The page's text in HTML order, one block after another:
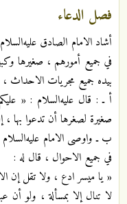
فصل الدعاء
أشاد الامام الصادق
في جميع أمورهم ، صغيرها
بيده جميع مجريات الاحداث
أ ـ : قال عليه‌السلام : «
صغيرة لصغرها أن تدعوا
ب ـ واوصى الامام
في جميع الاحوال ، قال له :
« يا ميسر ادع ، ولا تقل إن
لا تنال إلا بمسألة ، ولو